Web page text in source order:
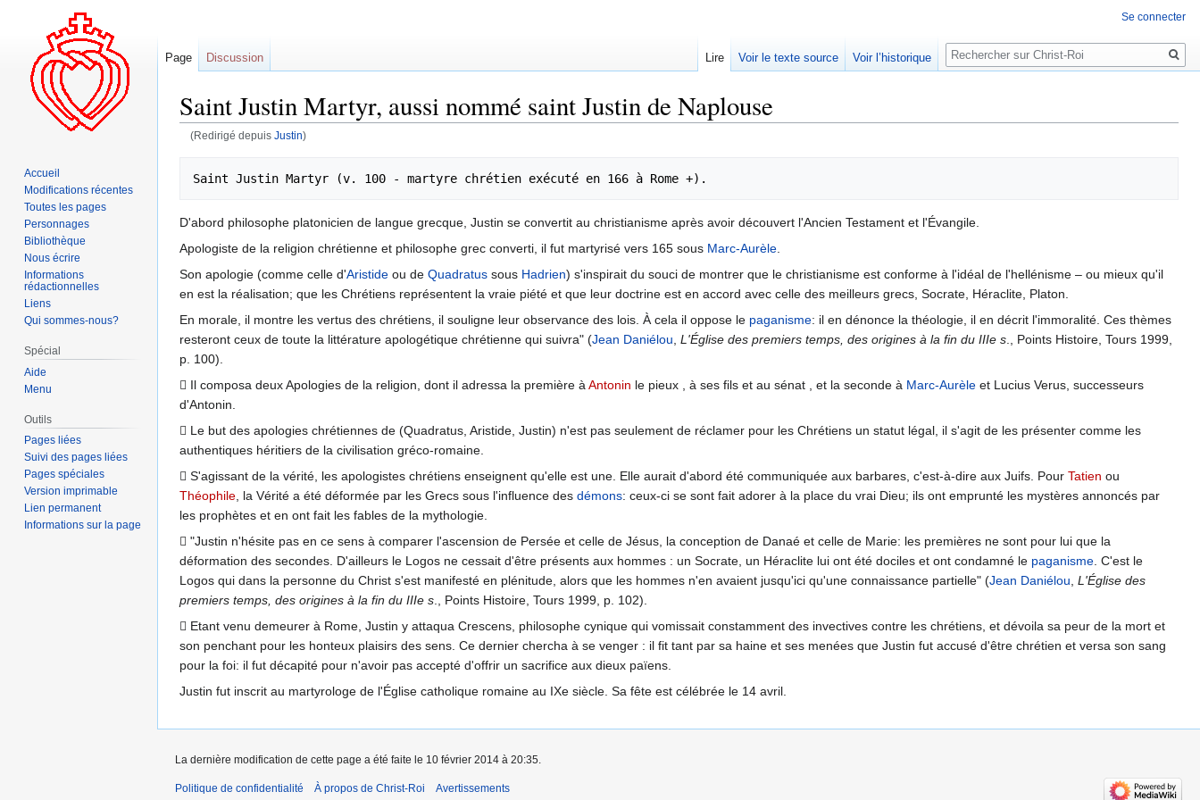
Saint Justin Martyr, aussi nommé saint Justin de Naplouse
(Redirigé depuis Justin)
navigation
recherche
D'abord philosophe platonicien de langue grecque, Justin se convertit au christianisme après avoir découvert l'Ancien Testament et l'Évangile.
Apologiste de la religion chrétienne et philosophe grec converti, il fut martyrisé vers 165 sous Marc-Aurèle
Son apologie (comme celle d'Aristide ou de Quadratus sous Hadrien) s'inspirait du souci de montrer que le christianisme est conforme à l'idéal de l'hellénisme – ou mieux qu'il
en est la réalisation; que les Chrétiens représentent la vraie piété et que leur doctrine est en accord avec celle des meilleurs grecs, Socrate, Héraclite, Platon.
En morale, il montre les vertus des chrétiens, il souligne leur observance des lois. À cela il oppose le paganisme: il en dénonce la théologie, il en décrit l'immoralité. Ces thèmes
resteront ceux de toute la littérature apologétique chrétienne qui suivra" (Jean Daniélou L'Église des premiers temps, des origines à la fin du IIIe s ., Points Histoire, Tours 1999,
p. 100).
 Il composa deux Apologies de la religion, dont il adressa la première à Antonin le pieux , à ses fils et au sénat , et la seconde à Marc-Aurèle et Lucius Verus, successeurs
d'Antonin.
 Le but des apologies chrétiennes de (Quadratus, Aristide, Justin) n'est pas seulement de réclamer pour les Chrétiens un statut légal, il s'agit de les présenter comme les
authentiques héritiers de la civilisation gréco-romaine.
 S'agissant de la vérité, les apologistes chrétiens enseignent qu'elle est une. Elle aurait d'abord été communiquée aux barbares, c'est-à-dire aux Juifs. Pour Tatien ou
Théophile , la Vérité a été déformée par les Grecs sous l'influence des démons: ceux-ci se sont fait adorer à la place du vrai Dieu; ils ont emprunté les mystères annoncés par
les prophètes et en ont fait les fables de la mythologie.
 "Justin n'hésite pas en ce sens à comparer l'ascension de Persée et celle de Jésus, la conception de Danaé et celle de Marie: les premières ne sont pour lui que la
déformation des secondes. D'ailleurs le Logos ne cessait d'être présents aux hommes : un Socrate, un Héraclite lui ont été dociles et ont condamné le paganisme . C'est le
Logos qui dans la personne du Christ s'est manifesté en plénitude, alors que les hommes n'en avaient jusqu'ici qu'une connaissance partielle" (Jean Daniélou L'Église des
premiers temps, des origines à la fin du IIIe s ., Points Histoire, Tours 1999, p. 102).
 Etant venu demeurer à Rome, Justin y attaqua Crescens, philosophe cynique qui vomissait constamment des invectives contre les chrétiens, et dévoila sa peur de la mort et
son penchant pour les honteux plaisirs des sens. Ce dernier chercha à se venger : il fit tant par sa haine et ses menées que Justin fut accusé d'être chrétien et versa son sang
pour la foi: il fut décapité pour n'avoir pas accepté d'offrir un sacrifice aux dieux païens.
Justin fut inscrit au martyrologe de l'Église catholique romaine au IXe siècle. Sa fête est célébrée le 14 avril.
Se connecter
Page Discussion Lire Voir le texte source Voir l’historique
Rechercher
Accueil
Modifications récentes
Toutes les pages
Personnages
Bibliothèque
Nous écrire
Informations
rédactionnelles
Liens
Qui sommes-nous?
Spécial
Aide
Menu
Outils
Pages liées
Suivi des pages liées
Pages spéciales
Version imprimable
Lien permanent
Informations sur la page
La dernière modification de cette page a été faite le 10 février 2014 à 20:35.
Politique de confidentialité À propos de Christ-Roi Avertissements